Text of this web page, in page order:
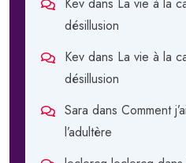
désillusion
Kev dans La vie à la
désillusion
Sara dans Comment
l’adultère